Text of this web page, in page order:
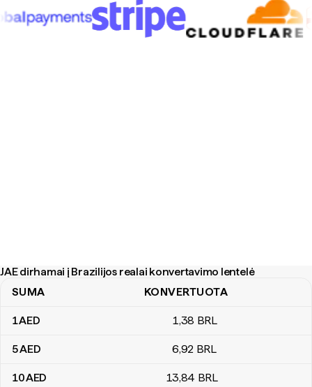
JAE dirhamai į Brazilijos realai konvertavimo lentelė
JAE dirhamai į Brazilijos realai konvertavimo lentelė
SUMA KONVERTUOTA
1AED 1,38 BRL
5AED 6,92 BRL
10AED 13,84 BRL